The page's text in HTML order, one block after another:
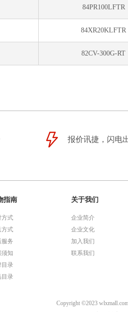
84PR100LFTR
84XR20KLFTR
82CV-300G-RT
报价讯捷，闪电
指南
方式
方式
服务
须知
目录
目录
关于我们
企业简介
企业文化
加入我们
联系我们
Copyright ©2023